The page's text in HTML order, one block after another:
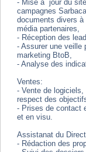
- Mise à jour du
campagnes
documents divers
média partenaires,
- Réception des
- Assurer une veille
marketing BtoB,
- Analyse des
Ventes:
- Vente de
respect des
- Prises de contact
et en visu.
Assistanat du
- Rédaction des